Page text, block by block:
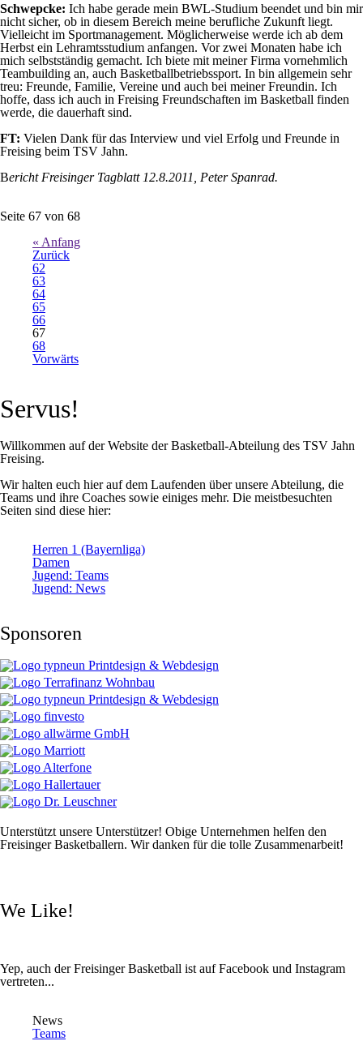
Schwepcke: Ich habe gerade mein BWL-Studium beendet und bin mir
nicht sicher, ob in diesem Bereich meine berufliche Zukunft liegt.
Vielleicht im Sportmanagement. Möglicherweise werde ich ab dem
Herbst ein Lehramtsstudium anfangen. Vor zwei Monaten habe ich
mich selbstständig gemacht. Ich biete mit meiner Firma vornehmlich
Teambuilding an, auch Basketballbetriebssport. In bin allgemein sehr
treu: Freunde, Familie, Vereine und auch bei meiner Freundin. Ich
hoffe, dass ich auch in Freising Freundschaften im Basketball finden
werde, die dauerhaft sind.
FT: Vielen Dank für das Interview und viel Erfolg und Freunde in
Freising beim TSV Jahn.
Bericht Freisinger Tagblatt 12.8.2011, Peter Spanrad.
Seite 67 von 68
« Anfang
Zurück
62
63
64
65
66
67
68
Vorwärts
Servus!
Willkommen auf der Website der Basketball-Abteilung des TSV Jahn
Freising.
Wir halten euch hier auf dem Laufenden über unsere Abteilung, die
Teams und ihre Coaches sowie einiges mehr. Die meistbesuchten
Seiten sind diese hier:
Herren 1 (Bayernliga)
Damen
Jugend: Teams
Jugend: News
Sponsoren
Unterstützt unsere Unterstützer! Obige Unternehmen helfen den
Freisinger Basketballern. Wir danken für die tolle Zusammenarbeit!
We Like!
Yep, auch der Freisinger Basketball ist auf Facebook und Instagram
vertreten...
News
Teams